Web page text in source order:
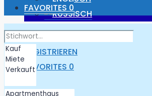
ANMELDUNG
REGISTRIEREN
FAVORITES 0
FAVORITES 0